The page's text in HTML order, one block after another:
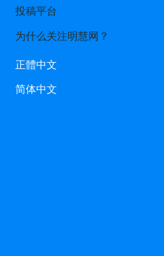
投稿平台
为什么关注明慧网？
正體中文
简体中文